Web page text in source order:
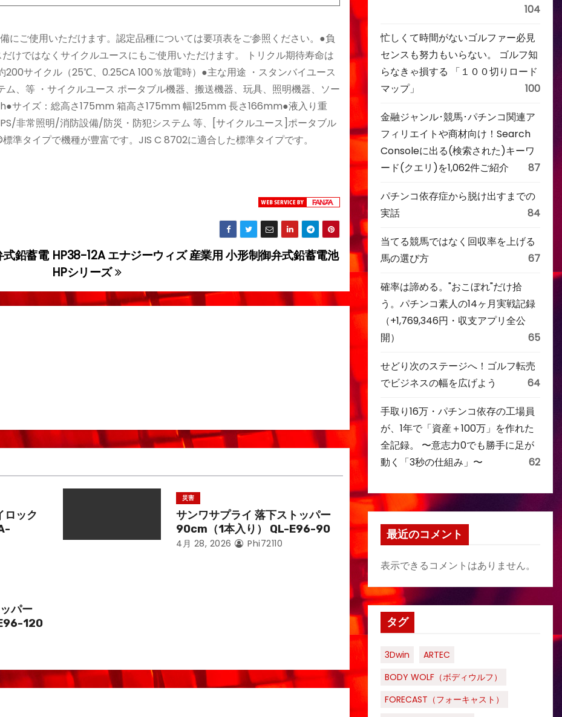
にご使用いただけます。認定品種については要項表をご参照ください。●負
けではなくサイクルユースにもご使用いただけます。 トリクル期待寿命は
サイクル（25℃、0.25CA 100％放電時）●主な用途 ・スタンバイユース
、等 ・サイクルユース ポータブル機器、搬送機器、玩具、照明機器、ソー
サイズ：総高さ175mm 箱高さ175mm 幅125mm 長さ166mm●液入り重
非常照明/消防設備/防災・防犯システム 等、[サイクルユース]ポータブル
タイプで機種が豊富です。JIS C 8702に適合した標準タイプです。
HP38-12A エナジーウィズ 産業用 小形制御弁式鉛蓄電池
HPシリーズ
式鉛蓄電
ロック
災害
サンワサプライ 落下ストッパー
90cm（1本入り） QL-E96-90
4月 28, 2026 Phi72110
パー
120
104
忙しくて時間がないゴルファー必見
センスも努力もいらない。 ゴルフ知
らなきゃ損する 「１００切りロード
マップ」
100
金融ジャンル･競馬･パチンコ関連ア
フィリエイトや商材向け！Search
Consoleに出る(検索された)キーワ
ード(クエリ)を1,062件ご紹介
87
パチンコ依存症から脱け出すまでの
実話
84
当てる競馬ではなく回収率を上げる
馬の選び方
67
確率は諦める。"おこぼれ"だけ拾
う。パチンコ素人の14ヶ月実戦記録
（+1,769,346円・収支アプリ全公
開）
65
せどり次のステージへ！ゴルフ転売
でビジネスの幅を広げよう
64
手取り16万・パチンコ依存の工場員
が、1年で「資産＋100万」を作れた
全記録。 〜意志力0でも勝手に足が
動く「3秒の仕組み」〜
62
最近のコメント
表示できるコメントはありません。
タグ
3Dwin
ARTEC
BODY WOLF（ボディウルフ）
FORECAST（フォーキャスト）